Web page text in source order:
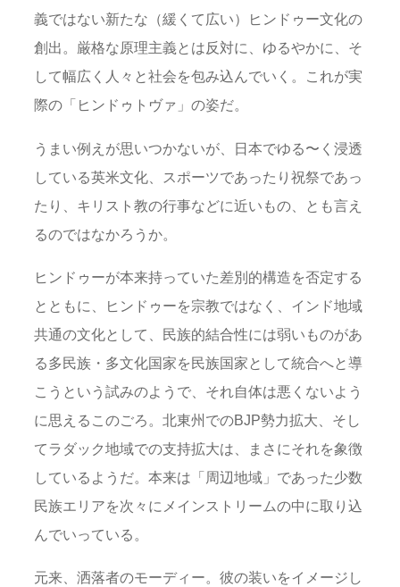
義ではない新たな（緩くて広い）ヒンドゥー文化の
創出。厳格な原理主義とは反対に、ゆるやかに、そ
して幅広く人々と社会を包み込んでいく。これが実
際の「ヒンドゥトヴァ」の姿だ。
うまい例えが思いつかないが、日本でゆる〜く浸透
している英米文化、スポーツであったり祝祭であっ
たり、キリスト教の行事などに近いもの、とも言え
るのではなかろうか。
ヒンドゥーが本来持っていた差別的構造を否定する
とともに、ヒンドゥーを宗教ではなく、インド地域
共通の文化として、民族的結合性には弱いものがあ
る多民族・多文化国家を民族国家として統合へと導
こうという試みのようで、それ自体は悪くないよう
に思えるこのごろ。北東州でのBJP勢力拡大、そし
てラダック地域での支持拡大は、まさにそれを象徴
しているようだ。本来は「周辺地域」であった少数
民族エリアを次々にメインストリームの中に取り込
んでいっている。
元来、洒落者のモーディー。彼の装いをイメージし